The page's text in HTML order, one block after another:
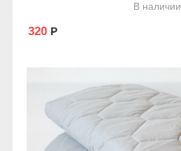
В наличии
320 Р